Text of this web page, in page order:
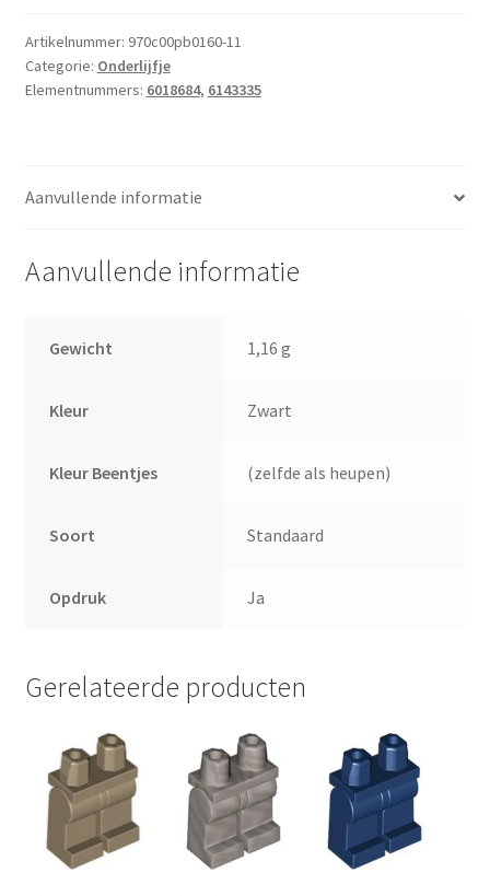
aantal
Artikelnummer: 970c00pb0160-11
Categorie: Onderlijfje
Elementnummers: 6018684, 6143335
Aanvullende informatie
Aanvullende informatie
Gewicht 1,16 g
Kleur Zwart
Kleur Beentjes (zelfde als heupen)
Soort Standaard
Opdruk Ja
Gerelateerde producten